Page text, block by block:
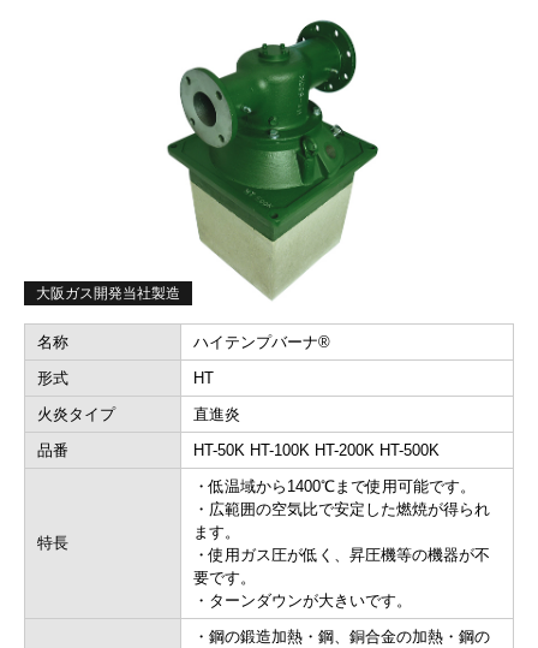
大阪ガス開発当社製造
名称
ハイテンプバーナ®
形式
HT
火炎タイプ
直進炎
品番
HT-50K HT-100K HT-200K HT-500K
特長
・低温域から1400℃まで使用可能です。
・広範囲の空気比で安定した燃焼が得られ
ます。
・使用ガス圧が低く、昇圧機等の機器が不
要です。
・ターンダウンが大きいです。
・鋼の鍛造加熱・鋼、銅合金の加熱・鋼の